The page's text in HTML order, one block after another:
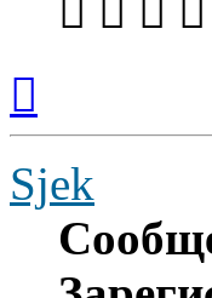
началу
Sjek